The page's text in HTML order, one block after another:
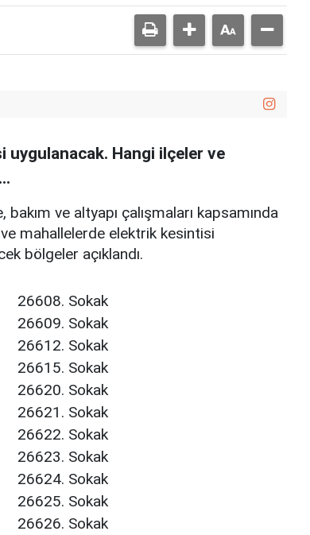
uygulanacak. Hangi ilçeler ve
ve altyapı çalışmaları kapsamında
mahallelerde elektrik kesintisi
bölgeler açıklandı.
26608. Sokak
26609. Sokak
26612. Sokak
26615. Sokak
26620. Sokak
26621. Sokak
26622. Sokak
26623. Sokak
26624. Sokak
26625. Sokak
26626. Sokak